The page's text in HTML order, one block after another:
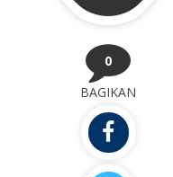
0
BAGIKAN